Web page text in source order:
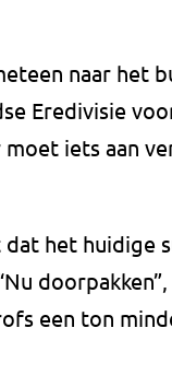
naar het
Eredivisie
iets aan
het huidige
een ton